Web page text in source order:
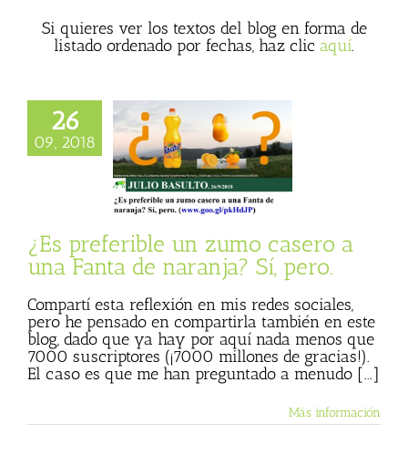
Si quieres ver los textos del blog en forma de
listado ordenado por fechas, haz clic aquí.
26
09, 2018
un zumo
a una Fanta de
¿Es preferible un zumo casero a
una Fanta de naranja? Sí, pero.
Compartí esta reflexión en mis redes sociales,
pero he pensado en compartirla también en este
blog, dado que ya hay por aquí nada menos que
7000 suscriptores (¡7000 millones de gracias!).
El caso es que me han preguntado a menudo [...]
Más información